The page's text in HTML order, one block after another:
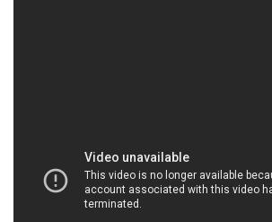
và doanh nghiệp của bạn.
Chào quý khách hàng thân yêu tại